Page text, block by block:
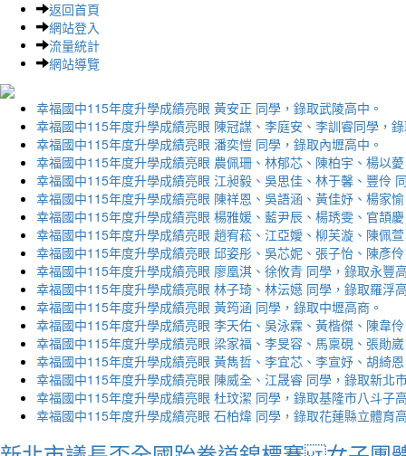
返回首頁
網站登入
流量統計
網站導覽
幸福國中115年度升學成績亮眼 黃安正 同學，錄取武陵高中。
幸福國中115年度升學成績亮眼 陳冠謀、李庭安、李訓睿同學，
幸福國中115年度升學成績亮眼 潘奕愷 同學，錄取內壢高中。
幸福國中115年度升學成績亮眼 農佩珊、林郁芯、陳柏宇、楊以
幸福國中115年度升學成績亮眼 江昶毅、吳思佳、林于馨、豐伶
幸福國中115年度升學成績亮眼 陳祥恩、吳語涵、黃佳妤、楊家
幸福國中115年度升學成績亮眼 楊雅媛、藍尹辰、楊琇雯、官頡
幸福國中115年度升學成績亮眼 趙宥菘、江亞嬡、柳芙漩、陳佩
幸福國中115年度升學成績亮眼 邱姿彤、吳芯妮、張子怡、陳彥
幸福國中115年度升學成績亮眼 廖凰淇、徐攸青 同學，錄取永豐
幸福國中115年度升學成績亮眼 林子琦、林沄嬨 同學，錄取羅浮
幸福國中115年度升學成績亮眼 黃筠涵 同學，錄取中壢高商。
幸福國中115年度升學成績亮眼 李天佑、吳泳霖、黃楷傑、陳韋
幸福國中115年度升學成績亮眼 梁家福、李旻容、馬稟硯、張勛
幸福國中115年度升學成績亮眼 黃雋哲、李宜芯、李宣妤、胡綺
幸福國中115年度升學成績亮眼 陳威全、江晟睿 同學，錄取新北
幸福國中115年度升學成績亮眼 杜玟潔 同學，錄取基隆市八斗子
幸福國中115年度升學成績亮眼 石柏煒 同學，錄取花蓮縣立體育